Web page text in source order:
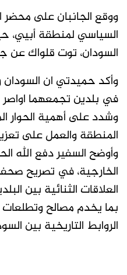
ووقع الجانبان على محضر
السياسي لمنطقة
السودان، توت قلواك عن
وأكد حميدتي ان
في بلدين تجمعهما اواصر
وشدد على أهمية الحوار
المنطقة والعمل على
وأوضح السفير دفع الله
الخارجية، في تصريح
العلاقات الثنائية بين
بما يخدم مصالح وتطلعات
الروابط التاريخية بين